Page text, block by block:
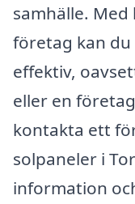
samhälle.
företag kan du
effektiv,
eller en
kontakta ett
solpaneler i
information